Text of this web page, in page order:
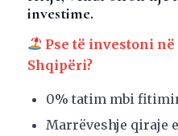
investime.
Pse të investoni
Shqipëri?
0% tatim mbi
Marrëveshje qiraje